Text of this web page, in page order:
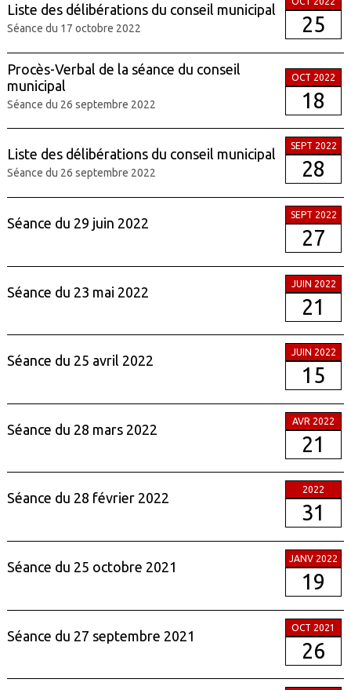
Liste des délibérations du conseil municipal
Séance du 17 octobre 2022 25
Procès-Verbal de la séance du conseil
municipal
Séance du 26 septembre 2022
OCT 2022
18
Liste des délibérations du conseil municipal
Séance du 26 septembre 2022
SEPT 2022
28
Séance du 29 juin 2022
SEPT 2022
27
Séance du 23 mai 2022
JUIN 2022
21
Séance du 25 avril 2022
JUIN 2022
15
Séance du 28 mars 2022
AVR 2022
21
Séance du 28 février 2022
2022
31
Séance du 25 octobre 2021
JANV 2022
19
Séance du 27 septembre 2021
OCT 2021
26